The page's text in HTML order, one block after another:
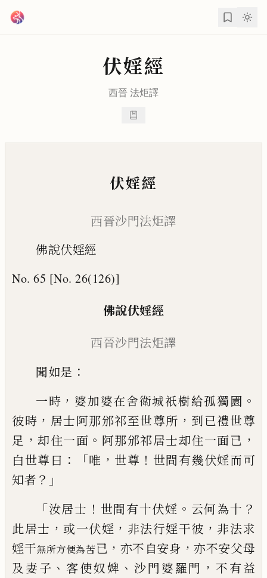
伏婬經
西晉 法炬譯
伏婬經
西晉沙門法炬譯
佛說伏婬經
No. 65 [No. 26(126)]
佛說伏婬經
西晉沙門法炬譯
聞如是 ：
一時 ， 婆加婆在舍衛城祇樹給孤獨園 。
彼時 ， 居士阿那邠祁至世尊所 ， 到已禮世尊
足 ，却住一面 。 阿那邠祁居士却住一面已 ，
白世尊曰 ：「唯 ， 世尊 ！ 世間有幾伏婬而可
知者 ？」
「汝居士 ！ 世間有十伏婬 。 云何為十 ？
此居士 ， 或一伏婬 ， 非法行婬干彼 ， 非法求
婬干無所方便為苦已 ， 亦不自安身 ，亦不安父母
及妻子 、 客使奴婢 、沙門婆羅門 ， 不有益